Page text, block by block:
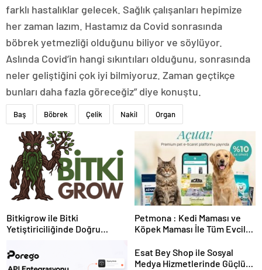
farklı hastalıklar gelecek. Sağlık çalışanları hepimize
her zaman lazım. Hastamız da Covid sonrasında
böbrek yetmezliği olduğunu biliyor ve söylüyor.
Aslında Covid’in hangi sıkıntıları olduğunu, sonrasında
neler geliştiğini çok iyi bilmiyoruz. Zaman geçtikçe
bunları daha fazla göreceğiz” diye konuştu.
Baş Böbrek Çelik Nakil Organ
Bitkigrow ile Bitki
Yetiştiriciliğinde Doğru
Petmona : Kedi Maması ve
Köpek Maması İle Tüm Evcil
Esat Bey Shop ile Sosyal
Medya Hizmetlerinde Güçlü